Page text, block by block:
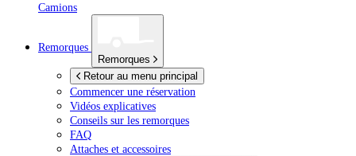
Camions
Remorques
Remorques
Retour au menu principal
Commencer une réservation
Vidéos explicatives
Conseils sur les remorques
FAQ
Attaches et accessoires